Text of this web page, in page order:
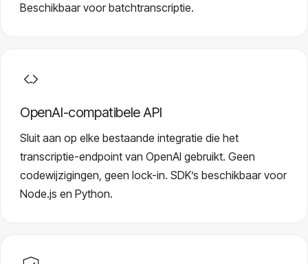
Beschikbaar voor batchtranscriptie.
OpenAI-compatibele API
Sluit aan op elke bestaande integratie die het
transcriptie-endpoint van OpenAI gebruikt. Geen
codewijzigingen, geen lock-in. SDK’s beschikbaar voor
Node.js en Python.